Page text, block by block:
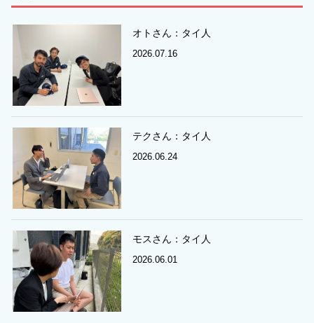
オトさん：タイ人
2026.07.16
テクさん：タイ人
2026.06.24
モスさん：タイ人
2026.06.01